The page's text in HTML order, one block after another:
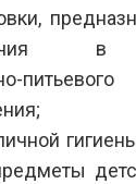
в
питьевого